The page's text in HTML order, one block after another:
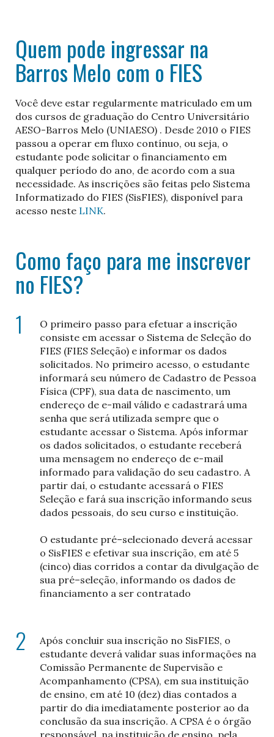
Quem pode ingressar na
Barros Melo com o FIES
Você deve estar regularmente matriculado em um
dos cursos de graduação do Centro Universitário
AESO-Barros Melo (UNIAESO) . Desde 2010 o FIES
passou a operar em fluxo contínuo, ou seja, o
estudante pode solicitar o financiamento em
qualquer período do ano, de acordo com a sua
necessidade. As inscrições são feitas pelo Sistema
Informatizado do FIES (SisFIES), disponível para
acesso neste LINK.
Como faço para me inscrever
no FIES?
O primeiro passo para efetuar a inscrição
consiste em acessar o Sistema de Seleção do
FIES (FIES Seleção) e informar os dados
solicitados. No primeiro acesso, o estudante
informará seu número de Cadastro de Pessoa
Física (CPF), sua data de nascimento, um
endereço de e-mail válido e cadastrará uma
senha que será utilizada sempre que o
estudante acessar o Sistema. Após informar
os dados solicitados, o estudante receberá
uma mensagem no endereço de e-mail
informado para validação do seu cadastro. A
partir daí, o estudante acessará o FIES
Seleção e fará sua inscrição informando seus
dados pessoais, do seu curso e instituição.
O estudante pré–selecionado deverá acessar
o SisFIES e efetivar sua inscrição, em até 5
(cinco) dias corridos a contar da divulgação de
sua pré–seleção, informando os dados de
financiamento a ser contratado
Após concluir sua inscrição no SisFIES, o
estudante deverá validar suas informações na
Comissão Permanente de Supervisão e
Acompanhamento (CPSA), em sua instituição
de ensino, em até 10 (dez) dias contados a
partir do dia imediatamente posterior ao da
conclusão da sua inscrição. A CPSA é o órgão
responsável, na instituição de ensino, pela